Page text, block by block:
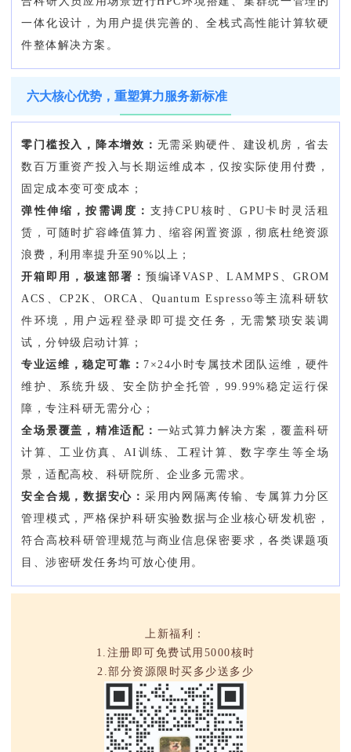
一体化设计，为用户提供完善的、全栈式高性能计算软硬
件整体解决方案。
六大核心优势，重塑算力服务新标准
零门槛投入，降本增效： 无需采购硬件、建设机房，省去
数百万重资产投入与长期运维成本，仅按实际使用付费，
固定成本变可变成本；
弹性伸缩，按需调度： 支持CPU核时、GPU卡时灵活租
赁，可随时扩容峰值算力、缩容闲置资源，彻底杜绝资源
浪费，利用率提升至90%以上；
开箱即用，极速部署： 预编译VASP、LAMMPS、GROM
ACS、CP2K、ORCA、Quantum Espresso等主流科研软
件环境，用户远程登录即可提交任务，无需繁琐安装调
试，分钟级启动计算；
专业运维，稳定可靠： 7×24小时专属技术团队运维，硬件
维护、系统升级、安全防护全托管，99.99%稳定运行保
障，专注科研无需分心；
全场景覆盖，精准适配： 一站式算力解决方案，覆盖科研
计算、工业仿真、AI训练、工程计算、数字孪生等全场
景，适配高校、科研院所、企业多元需求。
安全合规，数据安心： 采用内网隔离传输、专属算力分区
管理模式，严格保护科研实验数据与企业核心研发机密，
符合高校科研管理规范与商业信息保密要求，各类课题项
目、涉密研发任务均可放心使用。
上新福利：
1.注册即可免费试用5000核时
2.部分资源限时买多少送多少